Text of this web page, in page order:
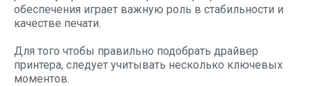
обеспечения играет важную роль в стабильности и
качестве печати.
Для того чтобы правильно подобрать драйвер
принтера, следует учитывать несколько ключевых
моментов.